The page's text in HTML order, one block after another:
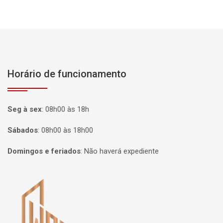
Horário de funcionamento
Seg à sex: 08h00 às 18h
Sábados: 08h00 às 18h00
Domingos e feriados: Não haverá expediente
Página inicial